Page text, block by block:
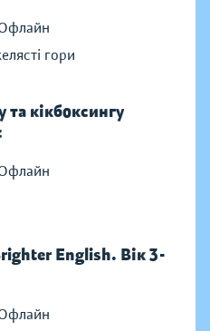
гори
та кікбоксингу
English. Вік 3-